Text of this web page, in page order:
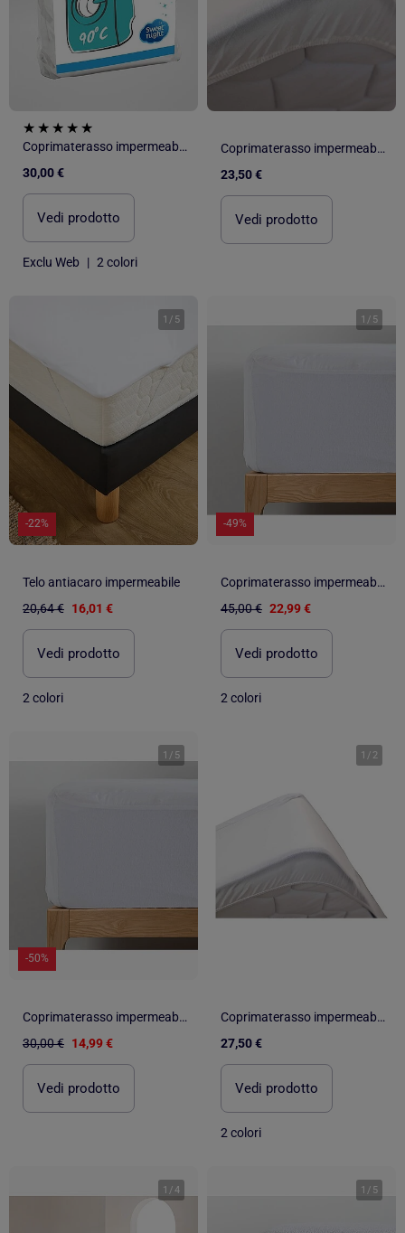
Coprimaterasso impermeabile
30,00 €
Vedi prodotto
Exclu Web | 2 colori
Coprimaterasso impermeabile con lenzuolo con angoli HYGIENA KID
23,50 €
Vedi prodotto
1 / 5
-22%
Telo antiacaro impermeabile
20,64 € 16,01 €
Vedi prodotto
2 colori
1 / 5
-49%
Coprimaterasso impermeabile Jersey algodón "Happyfriday
45,00 € 22,99 €
Vedi prodotto
2 colori
1 / 5
-50%
Coprimaterasso impermeabile Jersey algodón "Happyfriday
30,00 € 14,99 €
Vedi prodotto
1 / 2
Coprimaterasso impermeabile per bambini SILENCE KID
27,50 €
Vedi prodotto
2 colori
1 /4 1 / 5